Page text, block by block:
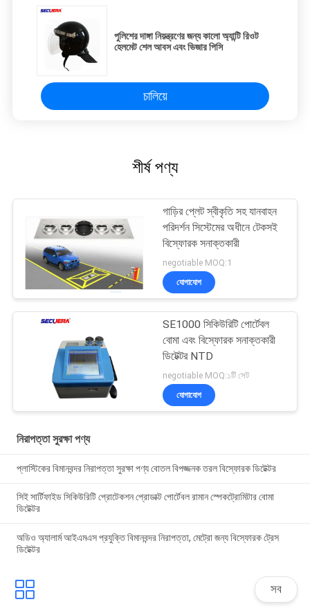
পুলিশের দাঙ্গা নিয়ন্ত্রণের জন্য কালো অ্যান্টি রিওট
হেলমেট শেল আবস এবং ভিজার পিসি
চালিয়ে
শীর্ষ পণ্য
গাড়ির প্লেট স্বীকৃতি সহ যানবাহন
পরিদর্শন সিস্টেমের অধীনে টেকসই
বিস্ফোরক সনাক্তকারী
negotiable MOQ:1
যোগাযোগ
SE1000 সিকিউরিটি পোর্টেবল
বোমা এবং বিস্ফোরক সনাক্তকারী
ডিটেক্টর NTD
negotiable MOQ:১টি সেট
যোগাযোগ
নিরাপত্তা সুরক্ষা পণ্য
প্লাস্টিকের বিমানবন্দর নিরাপত্তা সুরক্ষা পণ্য বোতল বিপজ্জনক তরল বিস্ফোরক ডিটেক্টর
সিই সার্টিফাইড সিকিউরিটি প্রোটেকশন প্রোডাক্ট পোর্টেবল রামান স্পেকট্রোমিটার বোমা
ডিটেক্টর
অডিও অ্যালার্ম আইএমএস প্রযুক্তি বিমানবন্দর নিরাপত্তা, মেট্রো জন্য বিস্ফোরক ট্রেস
ডিটেক্টর
সব